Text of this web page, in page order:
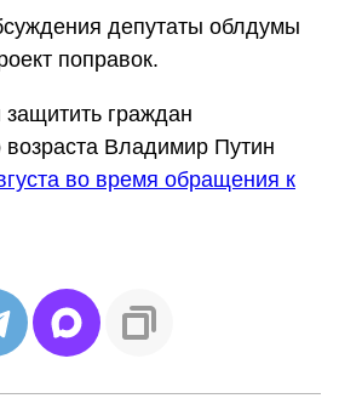
депутаты облдумы
поправок.
граждан
возраста Владимир Путин
во время обращения к